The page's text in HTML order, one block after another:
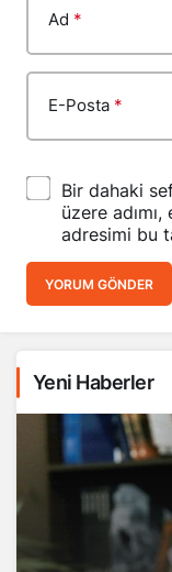
Ad *
E-Posta *
Bir dahaki
üzere
adresimi bu
YORUM GÖNDER
Yeni Haberler